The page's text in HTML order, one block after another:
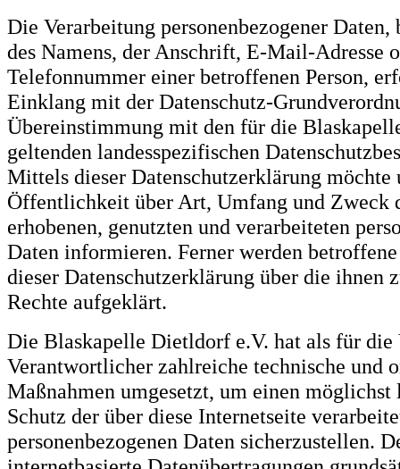
Die Verarbeitung personenbezogener Daten,
des Namens, der Anschrift, E-Mail-Adresse
Telefonnummer einer betroffenen Person,
Einklang mit der Datenschutz-
Übereinstimmung mit den für die
geltenden landesspezifischen
Mittels dieser Datenschutzerklärung möchte
Öffentlichkeit über Art, Umfang und Zweck
erhobenen, genutzten und verarbeiteten
Daten informieren. Ferner werden
dieser Datenschutzerklärung über die ihnen
Rechte aufgeklärt.
Die Blaskapelle Dietldorf e.V. hat als für die
Verantwortlicher zahlreiche technische und
Maßnahmen umgesetzt, um einen möglichst
Schutz der über diese Internetseite
personenbezogenen Daten sicherzustellen.